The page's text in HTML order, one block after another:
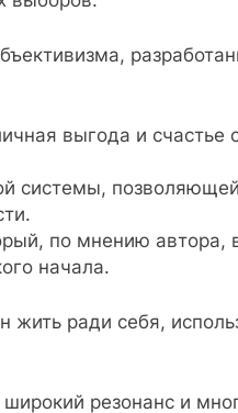
выгода и
системы,
по мнению автора,
начала.
ради себя,
резонанс и